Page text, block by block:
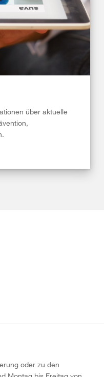
über aktuelle
oder zu den